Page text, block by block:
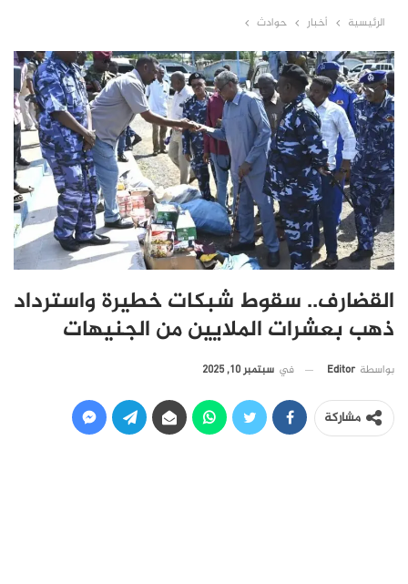
الرئيسية أخبار حوادث
القضارف.. سقوط شبكات خطيرة واسترداد
ذهب بعشرات الملايين من الجنيهات
بواسطة Editor في سبتمبر 10, 2025
مشاركة